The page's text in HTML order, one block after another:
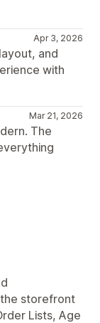
Apr 3, 2026
and
with
Mar 21, 2026
The
storefront
Lists, Age